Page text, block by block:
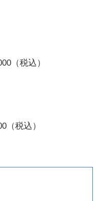
（税込）
税込）